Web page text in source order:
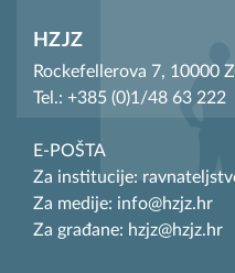
HZJZ
Rockefellerova 7, 10000
Tel.: +385 (0)1/48 63 222
E-POŠTA
Za institucije:
Za medije: info@hzjz.hr
Za građane: hzjz@hzjz.hr